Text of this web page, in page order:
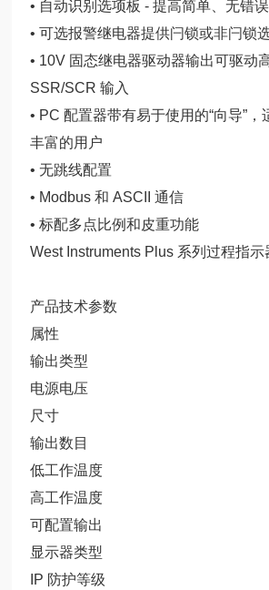
• 自动识别选项板 - 提高简单、无错
• 可选报警继电器提供闩锁或非闩锁选
• 10V 固态继电器驱动器输出可驱动
SSR/SCR 输入
• PC 配置器带有易于使用的“向导”，
丰富的用户
• 无跳线配置
• Modbus 和 ASCII 通信
• 标配多点比例和皮重功能
West Instruments Plus 系列过程指示
产品技术参数
属性
输出类型
电源电压
尺寸
输出数目
低工作温度
高工作温度
可配置输出
显示器类型
IP 防护等级